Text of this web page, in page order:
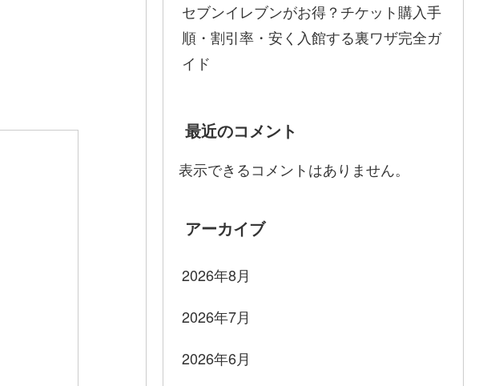
セブンイレブンがお得？チケット購入手
順・割引率・安く入館する裏ワザ完全ガ
イド
最近のコメント
表示できるコメントはありません。
アーカイブ
2026年8月
2026年7月
2026年6月